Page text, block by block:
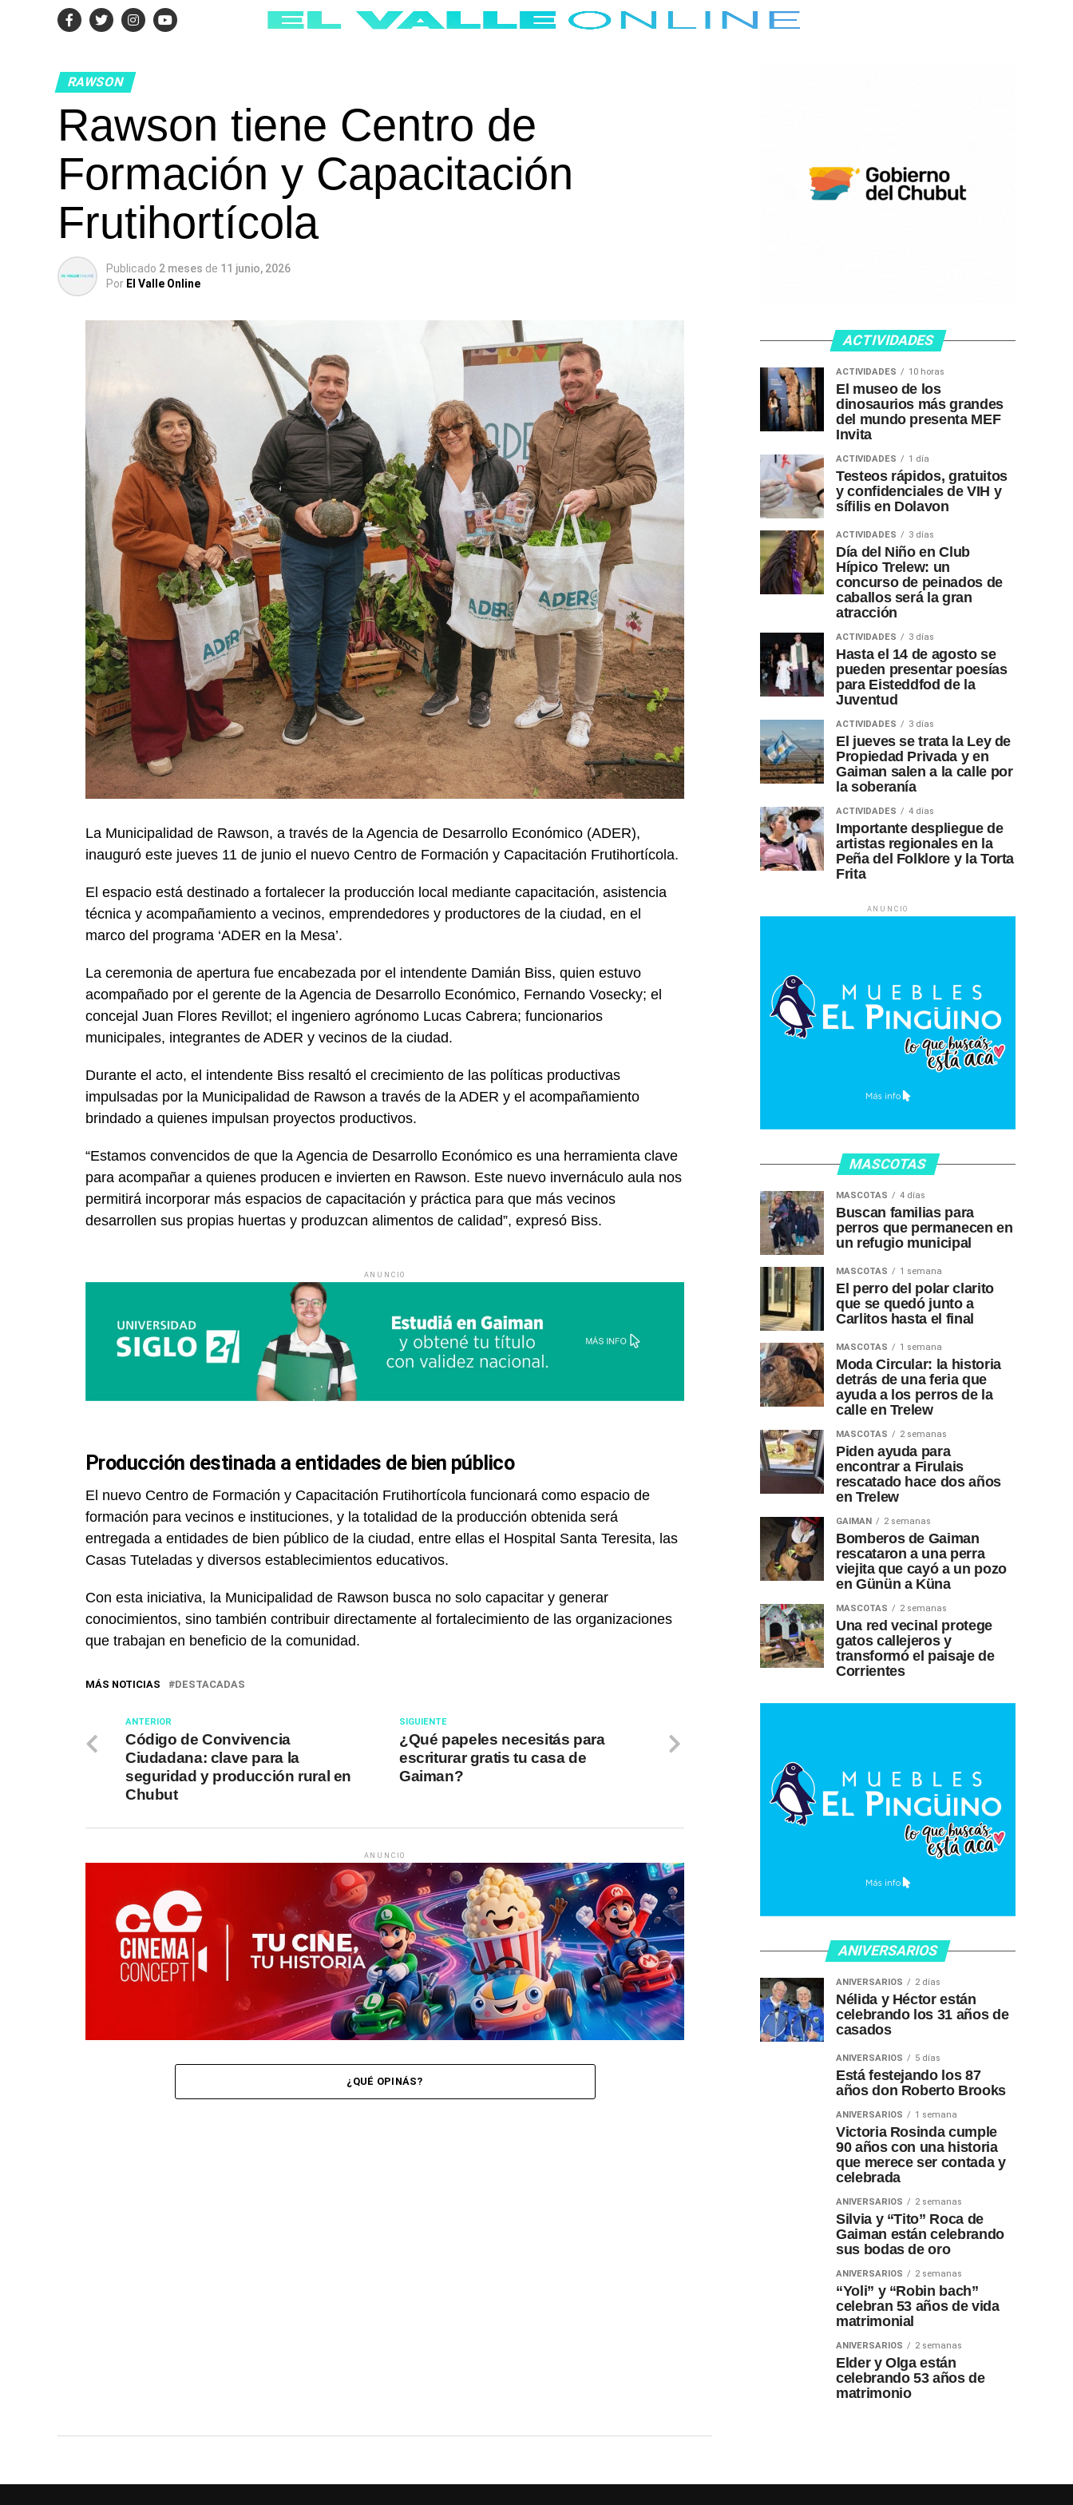
RAWSON
Rawson tiene Centro de
Formación y Capacitación
Frutihortícola
Publicado 2 meses de 11 junio, 2026
Por El Valle Online
La Municipalidad de Rawson, a través de la Agencia de Desarrollo Económico (ADER),
inauguró este jueves 11 de junio el nuevo Centro de Formación y Capacitación Frutihortícola.
El espacio está destinado a fortalecer la producción local mediante capacitación, asistencia
técnica y acompañamiento a vecinos, emprendedores y productores de la ciudad, en el
marco del programa ‘ADER en la Mesa’.
La ceremonia de apertura fue encabezada por el intendente Damián Biss, quien estuvo
acompañado por el gerente de la Agencia de Desarrollo Económico, Fernando Vosecky; el
concejal Juan Flores Revillot; el ingeniero agrónomo Lucas Cabrera; funcionarios
municipales, integrantes de ADER y vecinos de la ciudad.
Durante el acto, el intendente Biss resaltó el crecimiento de las políticas productivas
impulsadas por la Municipalidad de Rawson a través de la ADER y el acompañamiento
brindado a quienes impulsan proyectos productivos.
“Estamos convencidos de que la Agencia de Desarrollo Económico es una herramienta clave
para acompañar a quienes producen e invierten en Rawson. Este nuevo invernáculo aula nos
permitirá incorporar más espacios de capacitación y práctica para que más vecinos
desarrollen sus propias huertas y produzcan alimentos de calidad”, expresó Biss.
ANUNCIO
Producción destinada a entidades de bien público
El nuevo Centro de Formación y Capacitación Frutihortícola funcionará como espacio de
formación para vecinos e instituciones, y la totalidad de la producción obtenida será
entregada a entidades de bien público de la ciudad, entre ellas el Hospital Santa Teresita, las
Casas Tuteladas y diversos establecimientos educativos.
Con esta iniciativa, la Municipalidad de Rawson busca no solo capacitar y generar
conocimientos, sino también contribuir directamente al fortalecimiento de las organizaciones
que trabajan en beneficio de la comunidad.
MÁS NOTICIAS DESTACADAS
SIGUIENTE
¿Qué papeles necesitás para
escriturar gratis tu casa de
Gaiman?
ANTERIOR
Código de Convivencia
Ciudadana: clave para la
seguridad y producción rural en
Chubut
ANUNCIO
¿QUÉ OPINÁS?
ACTIVIDADES
ACTIVIDADES 10 horas
El museo de los
dinosaurios más grandes
del mundo presenta MEF
Invita
ACTIVIDADES 1 día
Testeos rápidos, gratuitos
y confidenciales de VIH y
sífilis en Dolavon
ACTIVIDADES 3 días
Día del Niño en Club
Hípico Trelew: un
concurso de peinados de
caballos será la gran
atracción
ACTIVIDADES 3 días
Hasta el 14 de agosto se
pueden presentar poesías
para Eisteddfod de la
Juventud
ACTIVIDADES 3 días
El jueves se trata la Ley de
Propiedad Privada y en
Gaiman salen a la calle por
la soberanía
ACTIVIDADES 4 días
Importante despliegue de
artistas regionales en la
Peña del Folklore y la Torta
Frita
ANUNCIO
MASCOTAS
MASCOTAS 4 días
Buscan familias para
perros que permanecen en
un refugio municipal
MASCOTAS 1 semana
El perro del polar clarito
que se quedó junto a
Carlitos hasta el final
MASCOTAS 1 semana
Moda Circular: la historia
detrás de una feria que
ayuda a los perros de la
calle en Trelew
MASCOTAS 2 semanas
Piden ayuda para
encontrar a Firulais
rescatado hace dos años
en Trelew
GAIMAN 2 semanas
Bomberos de Gaiman
rescataron a una perra
viejita que cayó a un pozo
en Günün a Küna
MASCOTAS 2 semanas
Una red vecinal protege
gatos callejeros y
transformó el paisaje de
Corrientes
ANIVERSARIOS
ANIVERSARIOS 2 días
Nélida y Héctor están
celebrando los 31 años de
casados
ANIVERSARIOS 5 días
Está festejando los 87
años don Roberto Brooks
ANIVERSARIOS 1 semana
Victoria Rosinda cumple
90 años con una historia
que merece ser contada y
celebrada
ANIVERSARIOS 2 semanas
Silvia y “Tito” Roca de
Gaiman están celebrando
sus bodas de oro
ANIVERSARIOS 2 semanas
“Yoli” y “Robin bach”
celebran 53 años de vida
matrimonial
ANIVERSARIOS 2 semanas
Elder y Olga están
celebrando 53 años de
matrimonio